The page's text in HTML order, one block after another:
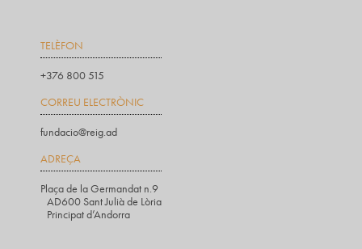
TELÈFON
+376 800 515
CORREU ELECTRÒNIC
fundacio@reig.ad
ADREÇA
Plaça de la Germandat n.9
AD600 Sant Julià de Lòria
Principat d’Andorra